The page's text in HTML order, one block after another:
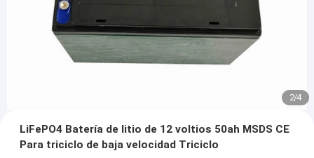
2/4
LiFePO4 Batería de litio de 12 voltios 50ah MSDS CE
Para triciclo de baja velocidad Triciclo